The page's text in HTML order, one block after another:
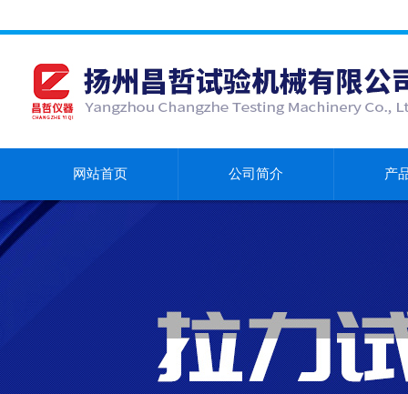
网站首页 公司简介 产